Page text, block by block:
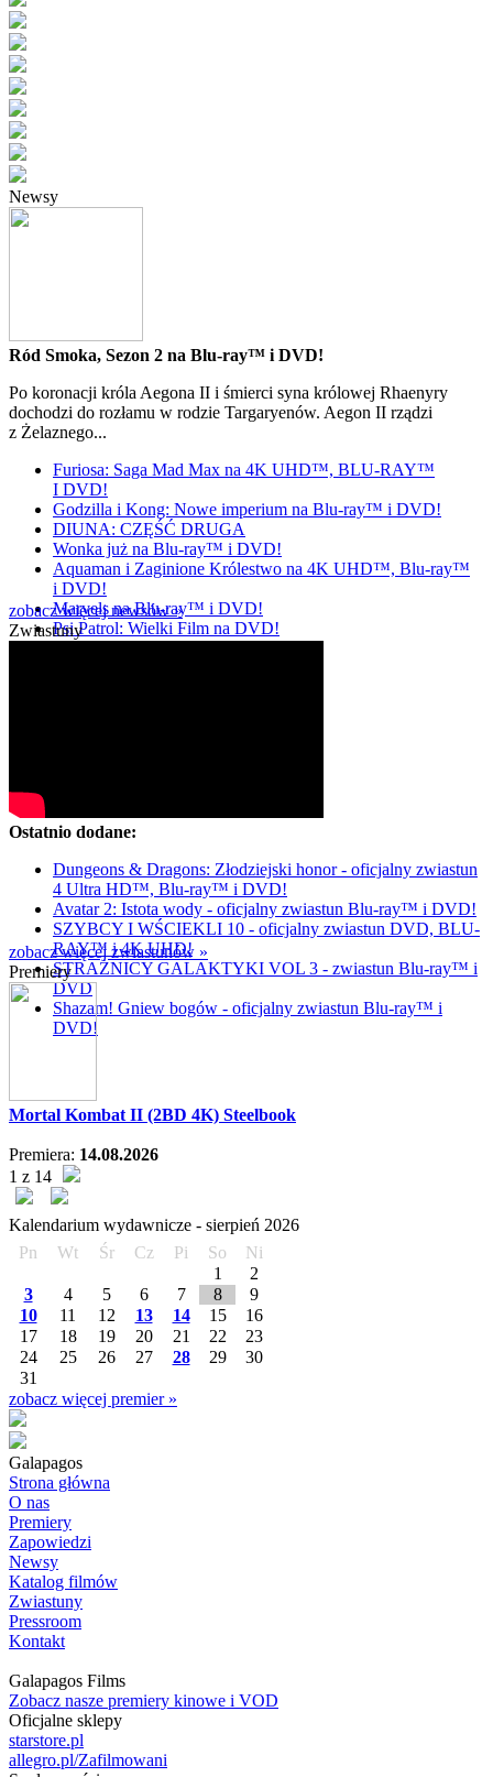
Newsy
Ród Smoka, Sezon 2 na Blu-ray™ i DVD!
Po koronacji króla Aegona II i śmierci syna królowej Rhaenyry
dochodzi do rozłamu w rodzie Targaryenów. Aegon II rządzi
z Żelaznego...
Furiosa: Saga Mad Max na 4K UHD™, BLU-RAY™
I DVD!
Godzilla i Kong: Nowe imperium na Blu-ray™ i DVD!
DIUNA: CZĘŚĆ DRUGA
Wonka już na Blu-ray™ i DVD!
Aquaman i Zaginione Królestwo na 4K UHD™, Blu-ray™
i DVD!
Marvels na Blu-ray™ i DVD!
Psi Patrol: Wielki Film na DVD!
zobacz więcej newsów »
Zwiastuny
Ostatnio dodane:
Dungeons & Dragons: Złodziejski honor - oficjalny zwiastun
4 Ultra HD™, Blu-ray™ i DVD!
Avatar 2: Istota wody - oficjalny zwiastun Blu-ray™ i DVD!
SZYBCY I WŚCIEKLI 10 - oficjalny zwiastun DVD, BLU-
RAY™ i 4K UHD!
STRAŻNICY GALAKTYKI VOL 3 - zwiastun Blu-ray™ i
DVD
Shazam! Gniew bogów - oficjalny zwiastun Blu-ray™ i
DVD!
zobacz więcej zwiastunów »
Premiery
Mortal Kombat II (2BD 4K) Steelbook
Premiera: 14.08.2026
1 z 14
Kalendarium wydawnicze - sierpień 2026
Pn
Wt Śr Cz Pi So
Ni
1
2
3
4 5 6 7 8
9
10
11 12 13 14 15
16
17
18 19 20 21 22
23
24
25 26 27 28 29
30
31
zobacz więcej premier »
Galapagos
Strona główna
O nas
Premiery
Zapowiedzi
Newsy
Katalog filmów
Zwiastuny
Pressroom
Kontakt
Galapagos Films
Zobacz nasze premiery kinowe i VOD
Oficjalne sklepy
starstore.pl
allegro.pl/Zafilmowani